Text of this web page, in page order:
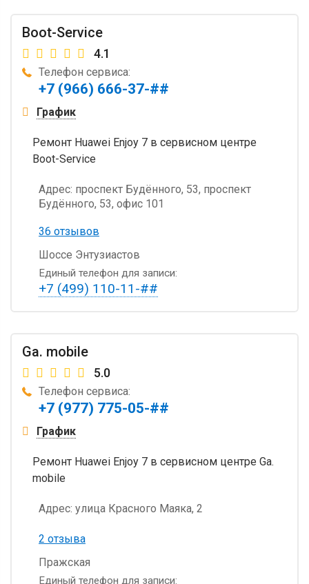
Boot-Service
4.1
Телефон сервиса:
+7 (966) 666-37-##
График
Ремонт Huawei Enjoy 7 в сервисном центре
Boot-Service
Адрес: проспект Будённого, 53, проспект
Будённого, 53, офис 101
36 отзывов
Шоссе Энтузиастов
Единый телефон для записи:
+7 (499) 110-11-##
Ga. mobile
5.0
Телефон сервиса:
+7 (977) 775-05-##
График
Ремонт Huawei Enjoy 7 в сервисном центре Ga.
mobile
Адрес: улица Красного Маяка, 2
2 отзыва
Пражская
Единый телефон для записи: